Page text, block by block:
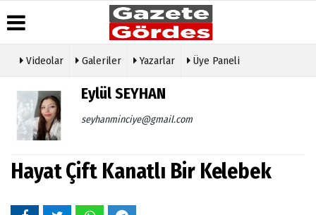
Üye Paneli
Haber
Arşivi
Gazete
Günün
Haberleri
Hava
Durumu
Gazete
Biyografiler
Video
Galeri
Etkinlikler
İlkeleri
Videolar Galeriler Yazarlar Üye Paneli
Eylül SEYHAN
seyhanminciye@gmail.com
Hayat Çift Kanatlı Bir Kelebek